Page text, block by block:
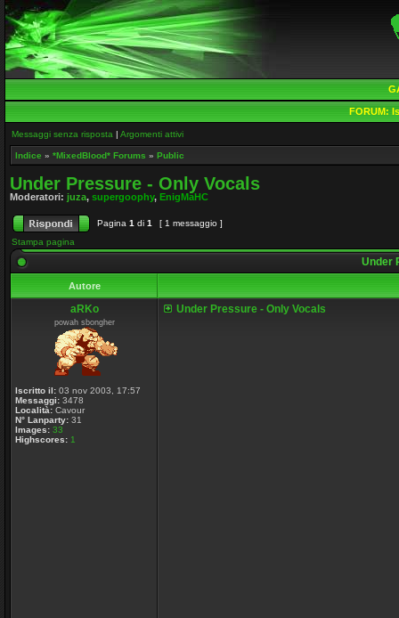
FORUM:
Messaggi senza risposta | Argomenti attivi
Indice » *MixedBlood* Forums » Public
Under Pressure - Only Vocals
Moderatori: juza, supergoophy, EnigMaHC
Pagina 1 di 1
[ 1 messaggio ]
Stampa pagina
Under
Autore
aRKo
powah sbongher
Iscritto il: 03 nov 2003, 17:57
Messaggi: 3478
Località: Cavour
N° Lanparty: 31
Images: 33
Highscores: 1
Under Pressure - Only Vocals